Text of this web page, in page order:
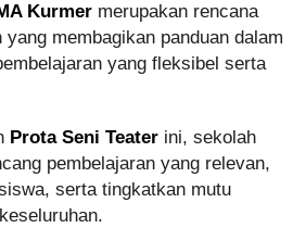
Kurmer merupakan rencana
yang membagikan panduan dalam
yang fleksibel serta
Prota Seni Teater ini, sekolah
pembelajaran yang relevan,
serta tingkatkan mutu